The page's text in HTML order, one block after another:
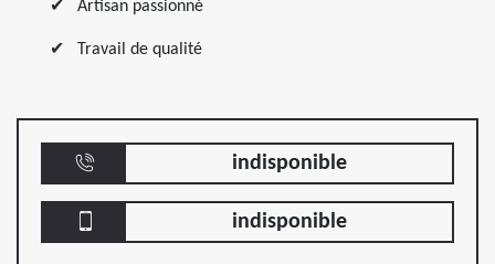
Artisan passionné
Travail de qualité
indisponible
indisponible